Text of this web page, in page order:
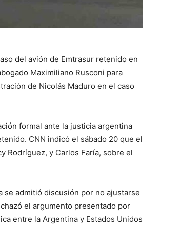
del avión de Emtrasur retenido en
Maximiliano Rusconi para
de Nicolás Maduro en el caso
formal ante la justicia argentina
CNN indicó el sábado 20 que el
Rodríguez, y Carlos Faría, sobre el
se admitió discusión por no ajustarse
el argumento presentado por
entre la Argentina y Estados Unidos